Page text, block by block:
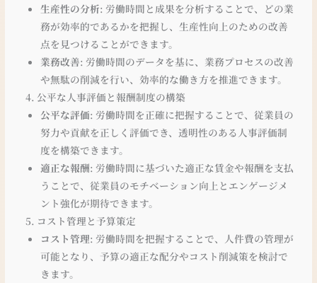
生産性の分析: 労働時間と成果を分析することで、どの業
務が効率的であるかを把握し、生産性向上のための改善
点を見つけることができます。
業務改善: 労働時間のデータを基に、業務プロセスの改善
や無駄の削減を行い、効率的な働き方を推進できます。
4. 公平な人事評価と報酬制度の構築
公平な評価: 労働時間を正確に把握することで、従業員の
努力や貢献を正しく評価でき、透明性のある人事評価制
度を構築できます。
適正な報酬: 労働時間に基づいた適正な賃金や報酬を支払
うことで、従業員のモチベーション向上とエンゲージメ
ント強化が期待できます。
5. コスト管理と予算策定
コスト管理: 労働時間を把握することで、人件費の管理が
可能となり、予算の適正な配分やコスト削減策を検討で
きます。